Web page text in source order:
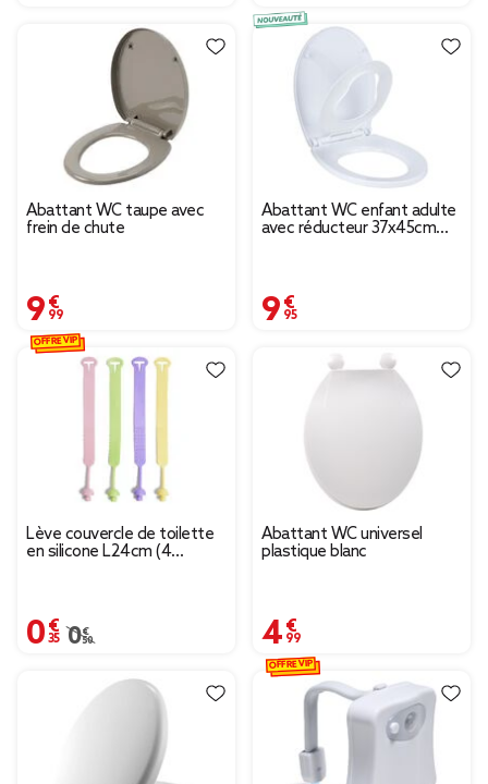
Abattant WC taupe avec
frein de chute
9,99 €
Abattant WC enfant adulte
avec réducteur 37x45cm
9,95 €
Lève couvercle de toilette
en silicone L24cm (4
0,35 €
Prix remisé de 0,50 € à 0,35 €
0,50 €
OFFRE VIP
Abattant WC universel
plastique blanc
4,99 €
OFFRE VIP